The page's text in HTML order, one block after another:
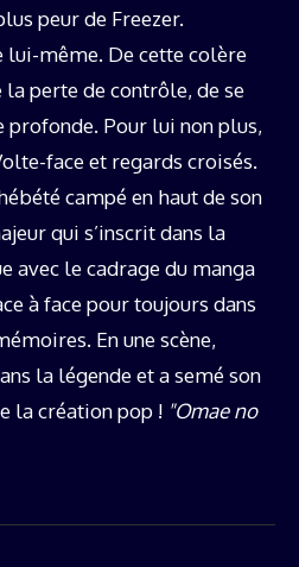
peur de Freezer.
lui-même. De cette colère
la perte de contrôle, de se
profonde. Pour lui non plus,
face et regards croisés.
campé en haut de son
qui s’inscrit dans la
avec le cadrage du manga
à face pour toujours dans
En une scène,
la légende et a semé son
la création pop ! "Omae no